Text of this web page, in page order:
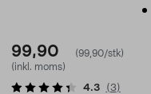
99,90
(99,90/stk)
(inkl. moms)
4.3 (3)